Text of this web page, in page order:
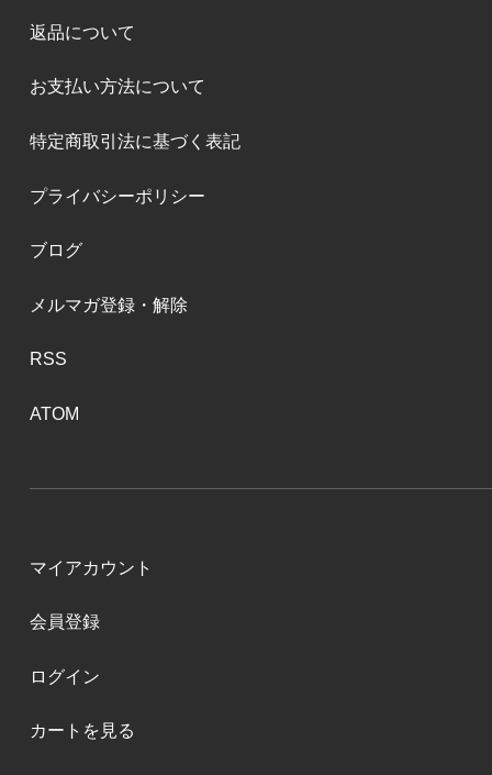
返品について
お支払い方法について
特定商取引法に基づく表記
プライバシーポリシー
ブログ
メルマガ登録・解除
RSS
ATOM
マイアカウント
会員登録
ログイン
カートを見る